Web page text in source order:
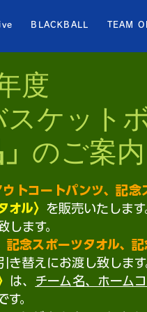
BLACKBALL TEAM
度
ケット
のご案内
トコートパンツ、記念
ル〉 を販売いたしま
します。
念スポーツタオル、
き替えにお渡し致しま
は、 チーム名、ホーム
。